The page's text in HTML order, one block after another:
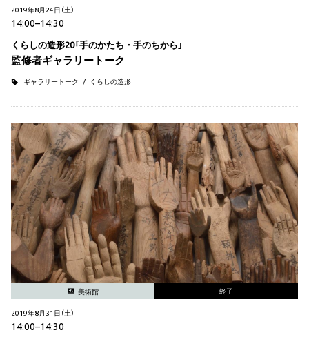
2019年8月24日（土）
14:00–14:30
くらしの造形20「手のかたち・手のちから」
監修者ギャラリートーク
ギャラリートーク くらしの造形
美術館 終了
2019年8月31日（土）
14:00–14:30